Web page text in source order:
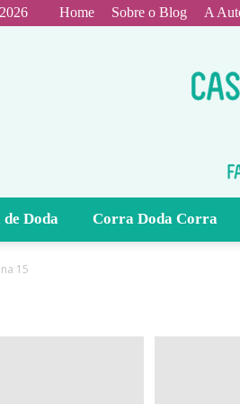
Home Sobre o Blog A
de Doda Corra Doda Corra
15